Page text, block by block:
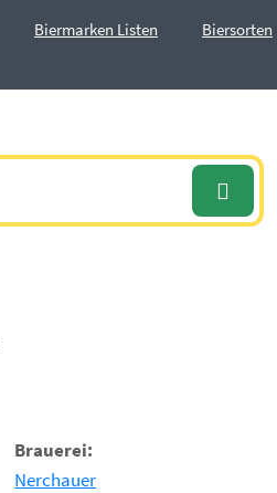
Biermarken Listen Biersorten
Brauerei:
Nerchauer